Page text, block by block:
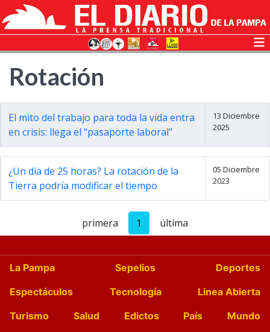
Rotación
El mito del trabajo para toda la vida entra
en crisis: llega el "pasaporte laboral"
13 Diciembre
2025
¿Un día de 25 horas? La rotación de la
Tierra podría modificar el tiempo
05 Diciembre
2023
primera 1 última
La Pampa Sepelios
Deportes
Espectáculos
Tecnología
Linea Abierta
Turismo
Salud Edictos País
Mundo